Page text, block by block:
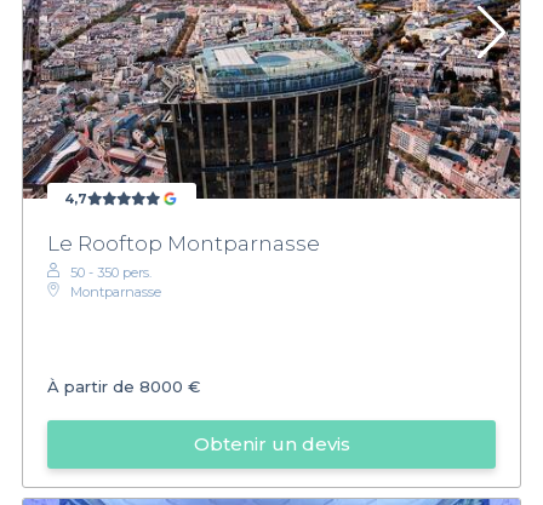
4,7
Le Rooftop Montparnasse
50 - 350 pers.
Montparnasse
À partir de 8000 €
Obtenir un devis